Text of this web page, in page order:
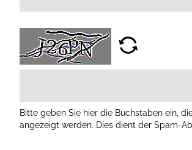
Bitte geben Sie hier die Buchstaben ein,
angezeigt werden. Dies dient der Spam-